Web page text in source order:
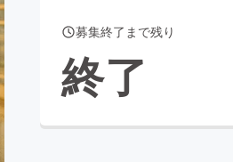
ニティ
募集終了まで残り
終了